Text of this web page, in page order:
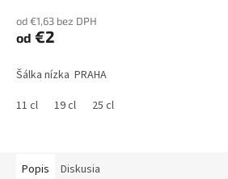
od €1,63 bez DPH
od €2
Šálka nízka PRAHA
11 cl
19 cl 25 cl
Popis Diskusia